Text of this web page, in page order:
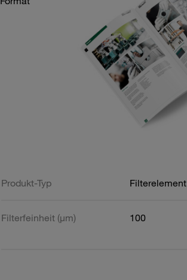
Produkt-Typ Filterelement
Filterfeinheit (µm) 100